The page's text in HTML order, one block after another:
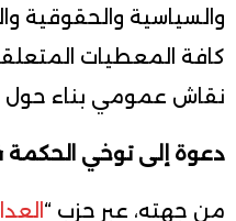
والسياسية والحقوقية
كافة المعطيات
نقاش عمومي بناء حول
دعوة إلى توخي الحكمة
من جهته، عبر حزب “